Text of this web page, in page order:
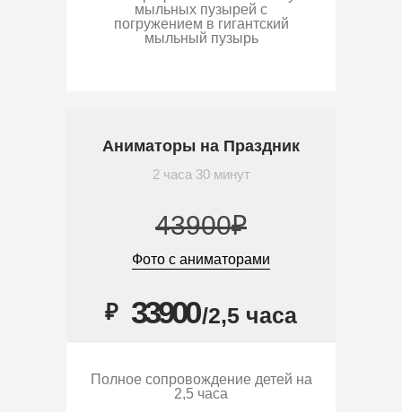
мыльных пузырей с
погружением в гигантский
мыльный пузырь
Аниматоры на Праздник
2 часа 30 минут
43900₽
Фото с аниматорами
₽ 33900/2,5 часа
Полное сопровождение детей на
2,5 часа